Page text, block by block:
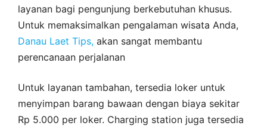
layanan bagi pengunjung berkebutuhan khusus.
Untuk memaksimalkan pengalaman wisata Anda,
Danau Laet Tips, akan sangat membantu
perencanaan perjalanan
Untuk layanan tambahan, tersedia loker untuk
menyimpan barang bawaan dengan biaya sekitar
Rp 5.000 per loker. Charging station juga tersedia